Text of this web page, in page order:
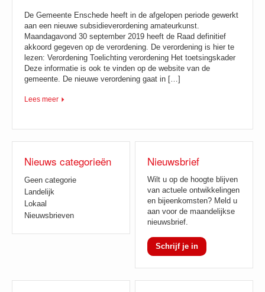
De Gemeente Enschede heeft in de afgelopen periode gewerkt
aan een nieuwe subsidieverordening amateurkunst.
Maandagavond 30 september 2019 heeft de Raad definitief
akkoord gegeven op de verordening. De verordening is hier te
lezen: Verordening Toelichting verordening Het toetsingskader
Deze informatie is ook te vinden op de website van de
gemeente. De nieuwe verordening gaat in […]
Lees meer
Nieuws categorieën
Geen categorie
Landelijk
Lokaal
Nieuwsbrieven
Nieuwsbrief
Wilt u op de hoogte blijven
van actuele ontwikkelingen
en bijeenkomsten? Meld u
aan voor de maandelijkse
nieuwsbrief.
Schrijf je in